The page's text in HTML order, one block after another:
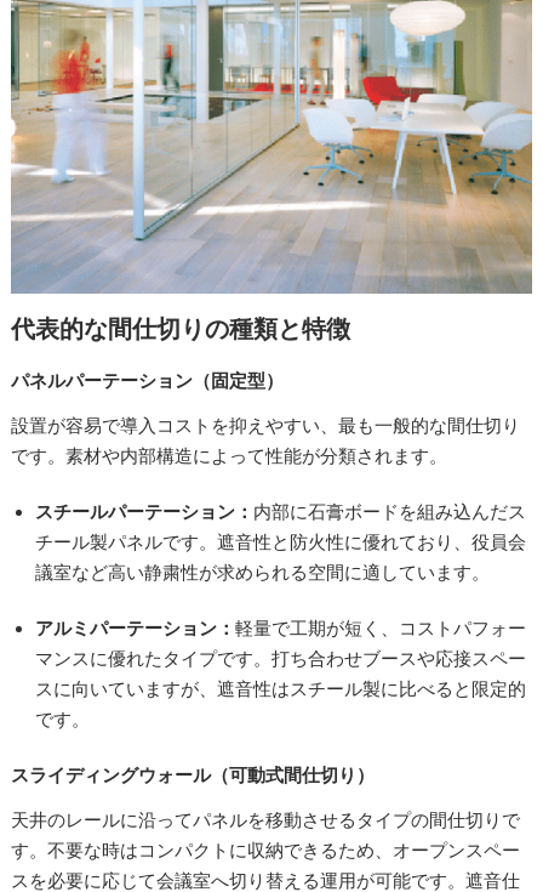
代表的な間仕切りの種類と特徴
パネルパーテーション（固定型）
設置が容易で導入コストを抑えやすい、最も一般的な間仕切り
です。素材や内部構造によって性能が分類されます。
スチールパーテーション： 内部に石膏ボードを組み込んだス
チール製パネルです。遮音性と防火性に優れており、役員会
議室など高い静粛性が求められる空間に適しています。
アルミパーテーション： 軽量で工期が短く、コストパフォー
マンスに優れたタイプです。打ち合わせブースや応接スペー
スに向いていますが、遮音性はスチール製に比べると限定的
です。
スライディングウォール（可動式間仕切り）
天井のレールに沿ってパネルを移動させるタイプの間仕切りで
す。不要な時はコンパクトに収納できるため、オープンスペー
スを必要に応じて会議室へ切り替える運用が可能です。遮音仕